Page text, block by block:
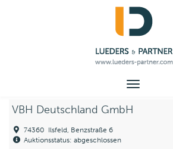
Toggle
VBH Deutschland GmbH
74360 Ilsfeld, Benzstraße 6
Auktionsstatus: abgeschlossen